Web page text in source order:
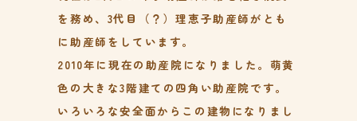
を務め、3代目（？）理恵子助産師がとも
に助産師をしています。
2010年に現在の助産院になりました。萌黄
色の大きな3階建ての四角い助産院です。
いろいろな安全面からこの建物になりまし